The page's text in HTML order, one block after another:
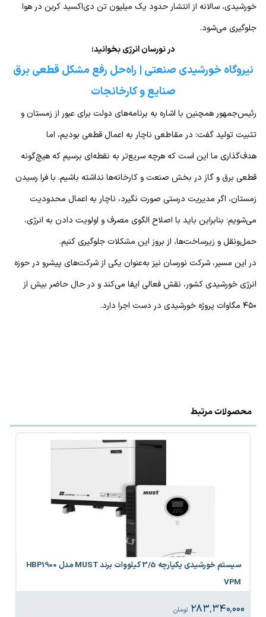
خورشیدی، سالانه از انتشار حدود یک میلیون تن دی‌اکسید کربن در هوا
جلوگیری می‌شود.
در نورسان انرژی بخوانید:
نیروگاه خورشیدی صنعتی | راه‌حل رفع مشکل قطعی برق
صنایع و کارخانجات
رئیس‌جمهور همچنین با اشاره به برنامه‌های دولت برای عبور از زمستان و
تثبیت تولید گفت: در مقاطعی ناچار به اعمال قطعی بودیم، اما
هدف‌گذاری ما این است که هرچه سریع‌تر به نقطه‌ای برسیم که هیچ‌گونه
قطعی برق و گاز در بخش صنعت و کارخانه‌ها نداشته باشیم. با فرا رسیدن
زمستان، اگر مدیریت درستی صورت نگیرد، ناچار به اعمال محدودیت
می‌شویم؛ بنابراین باید با اصلاح الگوی مصرف و اولویت دادن به انرژی،
حمل‌ونقل و زیرساخت‌ها، از بروز این مشکلات جلوگیری کنیم.
در این مسیر، شرکت نورسان نیز به‌عنوان یکی از شرکت‌های پیشرو در حوزه
انرژی خورشیدی کشور، نقش فعالی ایفا می‌کند و در حال حاضر بیش از
۴۵۰ مگاوات پروژه خورشیدی در دست اجرا دارد.
محصولات مرتبط
سیستم خورشیدی یکپارچه 3/5 کیلووات برند MUST مدل HBP1900
VPM
۲۸۳٬۳۴۰٬۰۰۰ تومان